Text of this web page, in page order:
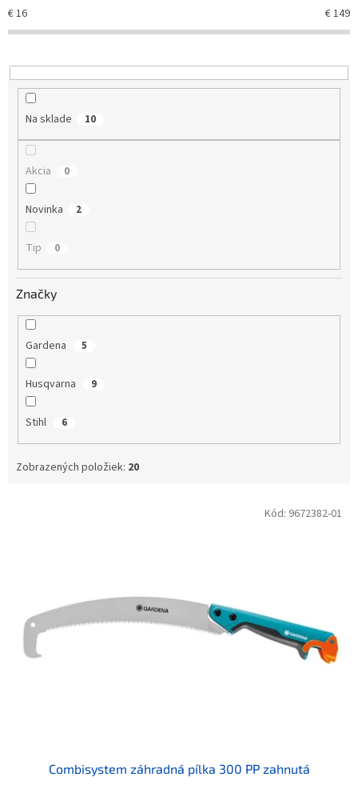
€16 €149
Na sklade 10
Akcia 0
Novinka 2
Tip 0
Značky
Gardena 5
Husqvarna 9
Stihl 6
Zobrazených položiek: 20
Combisystem záhradná pílka 300 PP zahnutá
Kód: 9672382-01